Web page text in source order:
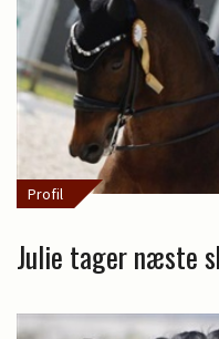
Profil
Julie tager næste